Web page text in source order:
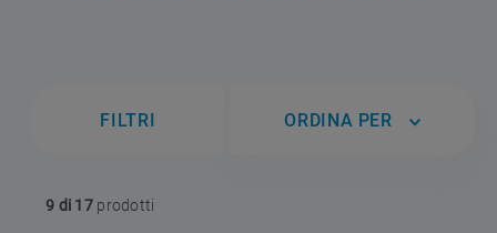
FILTRI ORDINA PER
9 di 17